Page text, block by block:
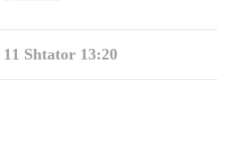
11 Shtator 13:20